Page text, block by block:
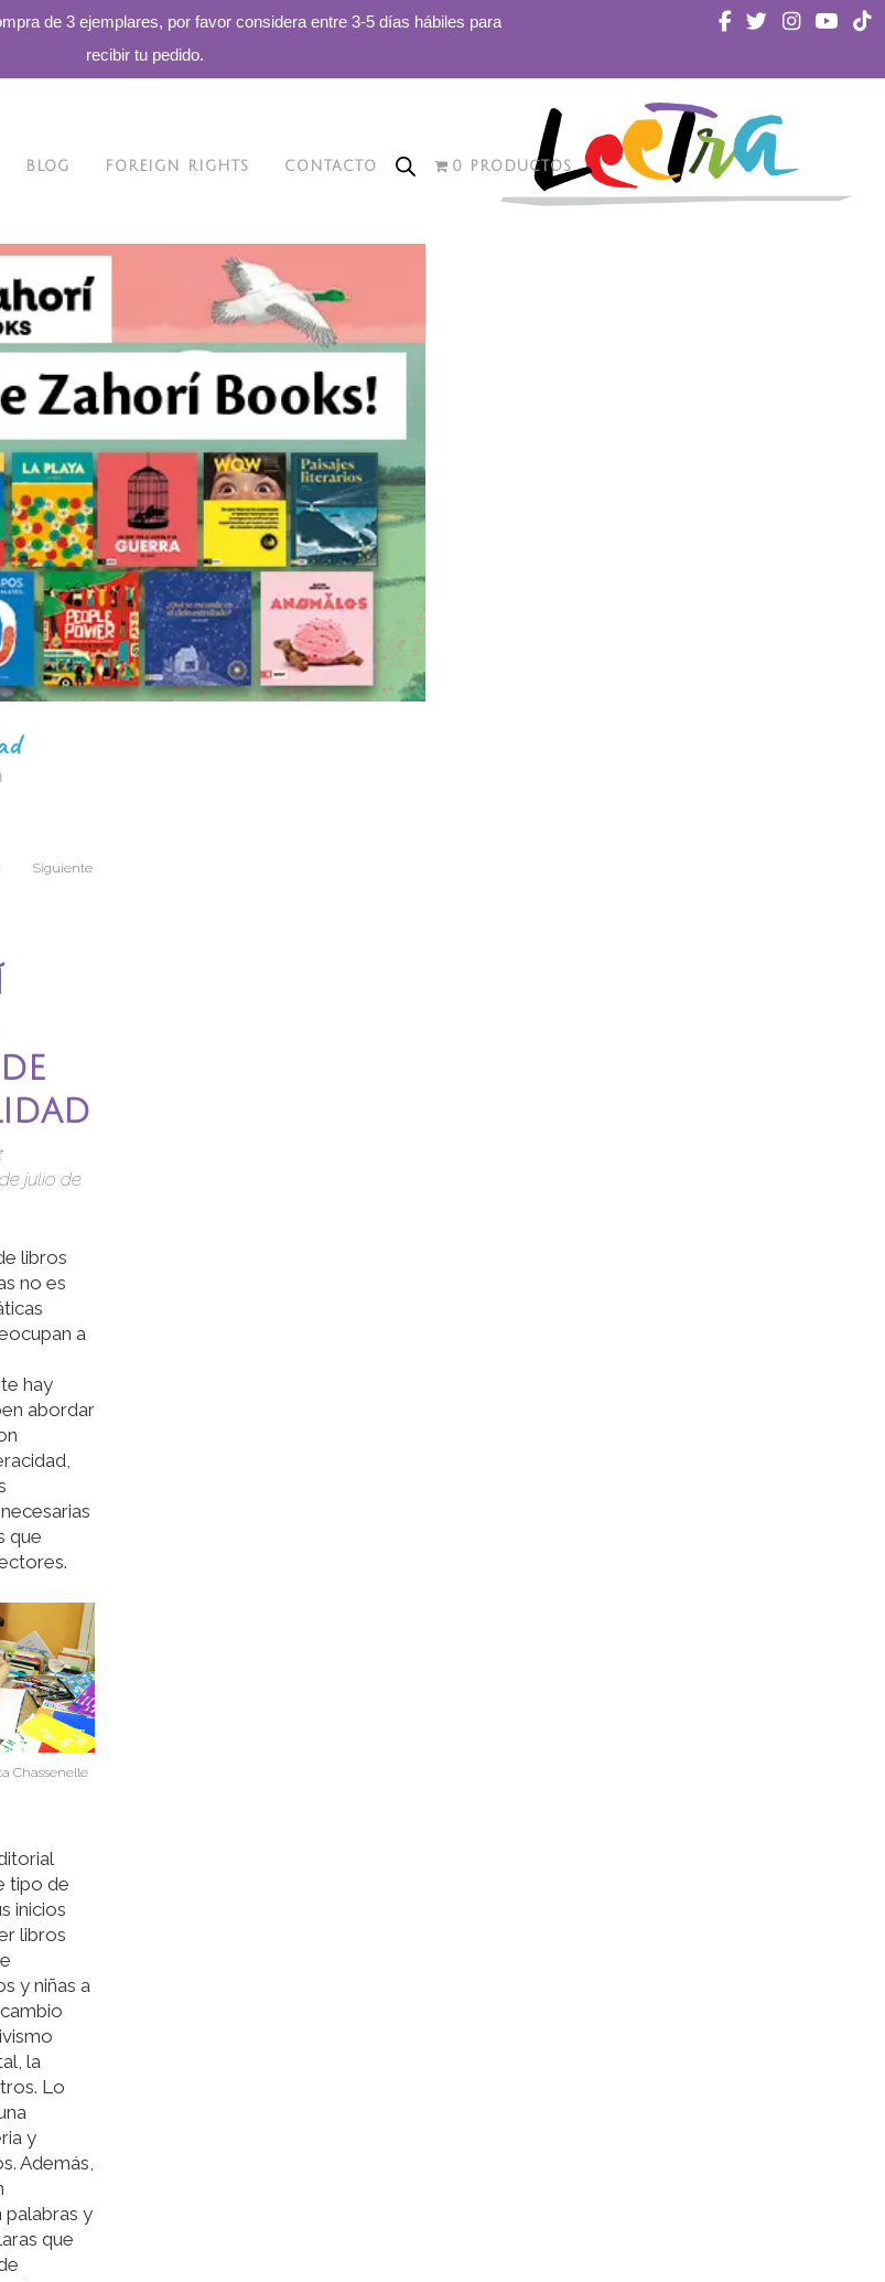
de 3 ejemplares, por favor considera entre 3-5 días hábiles para
recibir tu pedido.
BLOG FOREIGN RIGHTS CONTACTO 0 PRODUCTOS
Siguiente
julio de
libros
no es
a
hay
abordar
que
Chassenelle
tipo de
inicios
libros
y niñas a
la
Lo
y
Además,
y
que